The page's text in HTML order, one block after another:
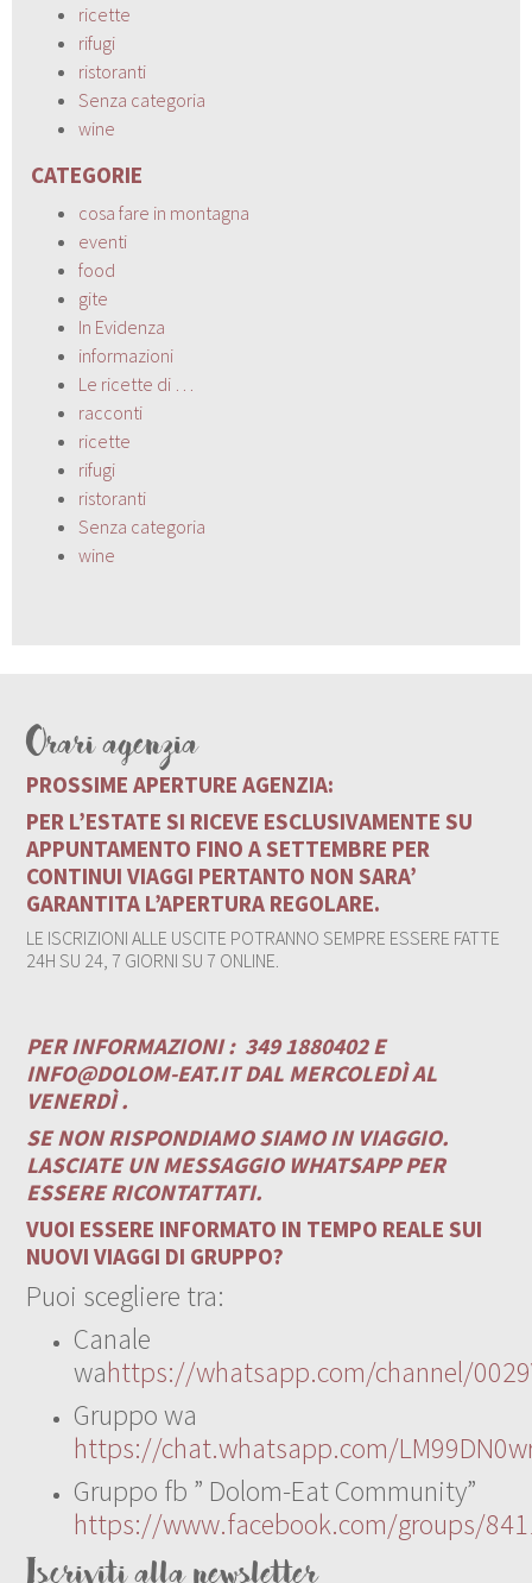
ricette
rifugi
ristoranti
Senza categoria
wine
CATEGORIE
cosa fare in montagna
eventi
food
gite
In Evidenza
informazioni
Le ricette di …
racconti
ricette
rifugi
ristoranti
Senza categoria
wine
Orari agenzia
PROSSIME APERTURE AGENZIA:
PER L’ESTATE SI RICEVE ESCLUSIVAMENTE SU
APPUNTAMENTO FINO A SETTEMBRE PER
CONTINUI VIAGGI PERTANTO NON SARA’
GARANTITA L’APERTURA REGOLARE.
LE ISCRIZIONI ALLE USCITE POTRANNO SEMPRE ESSERE FATTE
24H SU 24, 7 GIORNI SU 7 ONLINE.
PER INFORMAZIONI : 349 1880402 E
INFO@DOLOM-EAT.ITDAL MERCOLEDÌ AL
VENERDÌ .
SE NON RISPONDIAMO SIAMO IN VIAGGIO.
LASCIATE UN MESSAGGIO WHATSAPP PER
ESSERE RICONTATTATI.
VUOI ESSERE INFORMATO IN TEMPO REALE SUI
NUOVI VIAGGI DI GRUPPO?
Puoi scegliere tra:
Canale
wahttps://whatsapp.com/channel/
Gruppo wa
https://chat.whatsapp.com/
Gruppo fb ” Dolom-Eat Community”
https://www.facebook.com/groups/